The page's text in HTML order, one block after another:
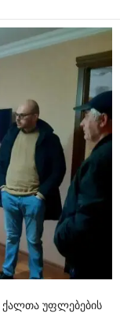
ქალთა უფლებების